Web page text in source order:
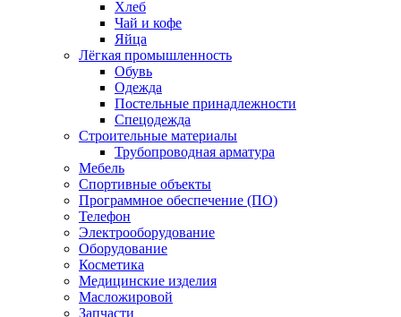
Хлеб
Чай и кофе
Яйца
Лёгкая промышленность
Обувь
Одежда
Постельные принадлежности
Спецодежда
Строительные материалы
Трубопроводная арматура
Мебель
Спортивные объекты
Программное обеспечение (ПО)
Телефон
Электрооборудование
Оборудование
Косметика
Медицинские изделия
Масложировой
Запчасти